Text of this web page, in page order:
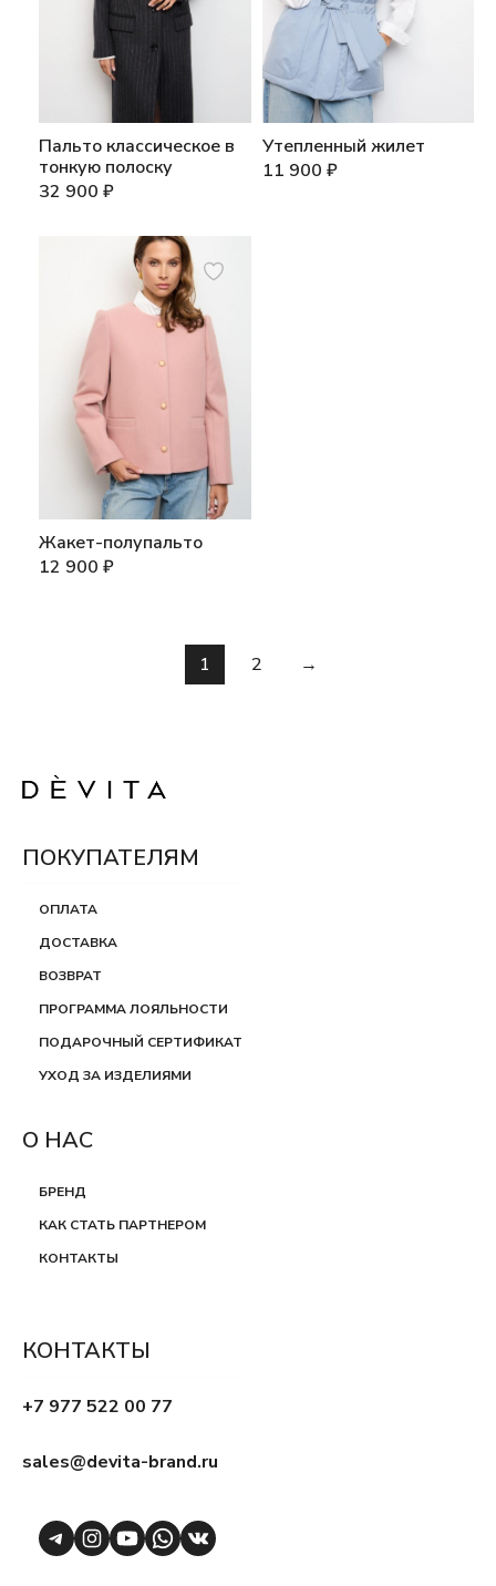
Пальто классическое в
тонкую полоску
32 900 ₽
Утепленный жилет
11 900 ₽
Жакет-полупальто
12 900 ₽
1 2 →
ПОКУПАТЕЛЯМ
ОПЛАТА
ДОСТАВКА
ВОЗВРАТ
ПРОГРАММА ЛОЯЛЬНОСТИ
ПОДАРОЧНЫЙ СЕРТИФИКАТ
УХОД ЗА ИЗДЕЛИЯМИ
О НАС
БРЕНД
КАК СТАТЬ ПАРТНЕРОМ
КОНТАКТЫ
КОНТАКТЫ
+7 977 522 00 77
sales@devita-brand.ru
Telegram
Instagram
YouTube
WhatsApp
VK